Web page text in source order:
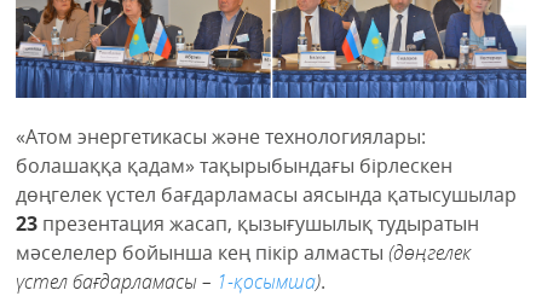
«Атом энергетикасы және технологиялары:
болашаққа қадам» тақырыбындағы бірлескен
дөңгелек үстел бағдарламасы аясында қатысушылар
23 презентация жасап, қызығушылық тудыратын
мәселелер бойынша кең пікір алмасты(дөңгелек
үстел бағдарламасы – 1-қосымша).